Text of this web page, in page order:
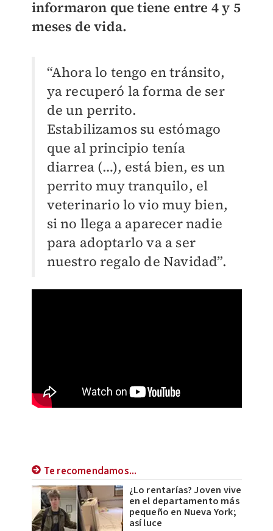
informaron que tiene entre 4 y 5
meses de vida.
“Ahora lo tengo en tránsito,
ya recuperó la forma de ser
de un perrito.
Estabilizamos su estómago
que al principio tenía
diarrea (…), está bien, es un
perrito muy tranquilo, el
veterinario lo vio muy bien,
si no llega a aparecer nadie
para adoptarlo va a ser
nuestro regalo de Navidad”.
Te recomendamos...
¿Lo rentarías? Joven vive
en el departamento más
pequeño en Nueva York;
así luce